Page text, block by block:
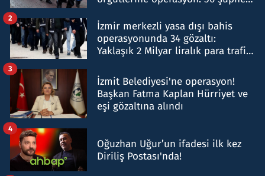
İzmir merkezli yasa dışı bahis
operasyonunda 34 gözaltı:
Yaklaşık 2 Milyar liralık para trafiği
2
İzmit Belediyesi'ne operasyon!
Başkan Fatma Kaplan Hürriyet ve
eşi gözaltına alındı
3
Oğuzhan Uğur’un ifadesi ilk kez
Diriliş Postası'nda!
4